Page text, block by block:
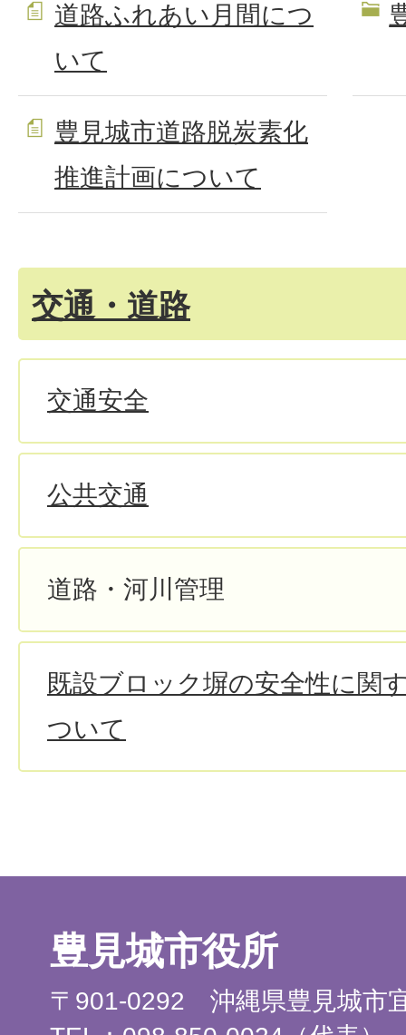
道路ふれあい月間につ
いて
豊見城市道路脱炭素化
推進計画について
交通・道路
交通安全
公共交通
道路・河川管理
既設ブロック塀の安全性に関
ついて
豊見城市役所
〒901-0292 沖縄県豊見城市